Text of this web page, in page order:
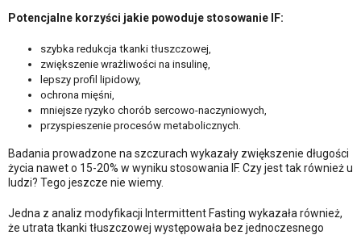
Potencjalne korzyści jakie powoduje stosowanie IF:
szybka redukcja tkanki tłuszczowej,
zwiększenie wrażliwości na insulinę,
lepszy profil lipidowy,
ochrona mięśni,
mniejsze ryzyko chorób sercowo-naczyniowych,
przyspieszenie procesów metabolicznych.
Badania prowadzone na szczurach wykazały zwiększenie długości
życia nawet o 15-20% w wyniku stosowania IF. Czy jest tak również u
ludzi? Tego jeszcze nie wiemy.
Jedna z analiz modyfikacji Intermittent Fasting wykazała również,
że utrata tkanki tłuszczowej występowała bez jednoczesnego